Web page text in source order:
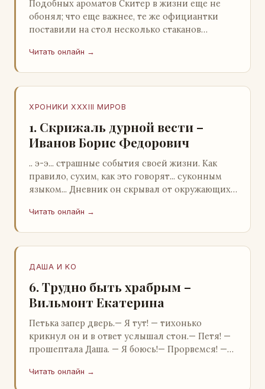
Подобных ароматов Скитер в жизни еще не
обонял; что еще важнее, те же официантки
поставили на стол несколько стаканов
Скитер опрокин…
Читать онлайн →
ХРОНИКИ XXXIII МИРОВ
1. Скрижаль дурной вести –
Иванов Борис Федорович
.. э-э... страшные события своей жизни. Как
правило, сухим, как это говорят... суконным
языком... Дневник он скрывал от окружающих.
Читать онлайн →
ДАША И KO
6. Трудно быть храбрым –
Вильмонт Екатерина
Петька запер дверь.— Я тут! — тихонько
крикнул он и в ответ услышал стон.— Петя! —
прошептала Даша. — Я боюсь!— Прорвемся! —
…
Читать онлайн →